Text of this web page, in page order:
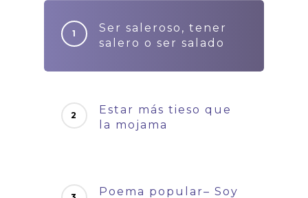
Ser saleroso, tener
salero o ser salado
Estar más tieso que
la mojama
Poema popular– Soy